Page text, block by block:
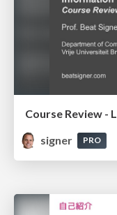
signer
PRO